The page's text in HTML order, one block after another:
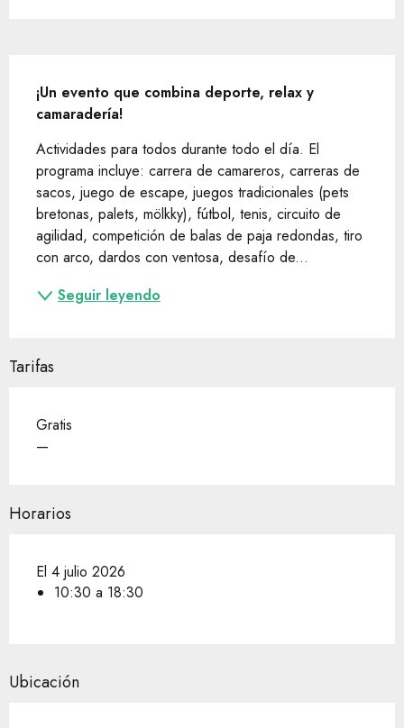
¡Un evento que combina deporte, relax y
camaradería!
Actividades para todos durante todo el día. El
programa incluye: carrera de camareros, carreras de
sacos, juego de escape, juegos tradicionales (pets
bretonas, palets, mölkky), fútbol, tenis, circuito de
agilidad, competición de balas de paja redondas, tiro
con arco, dardos con ventosa, desafío de...
Seguir leyendo
Tarifas
Gratis
—
Horarios
El 4 julio 2026
10:30 a 18:30
Ubicación